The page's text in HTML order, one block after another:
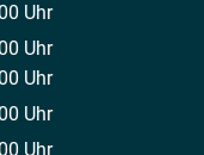
12:00 Uhr
Uhr
16:00 Uhr
Uhr
12:00 Uhr
Uhr
17:00 Uhr
Uhr
12:00 Uhr
Uhr